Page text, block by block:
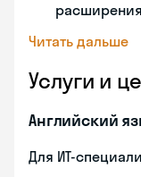
Читать дальше
Услуги и
Английский
Для ИТ-